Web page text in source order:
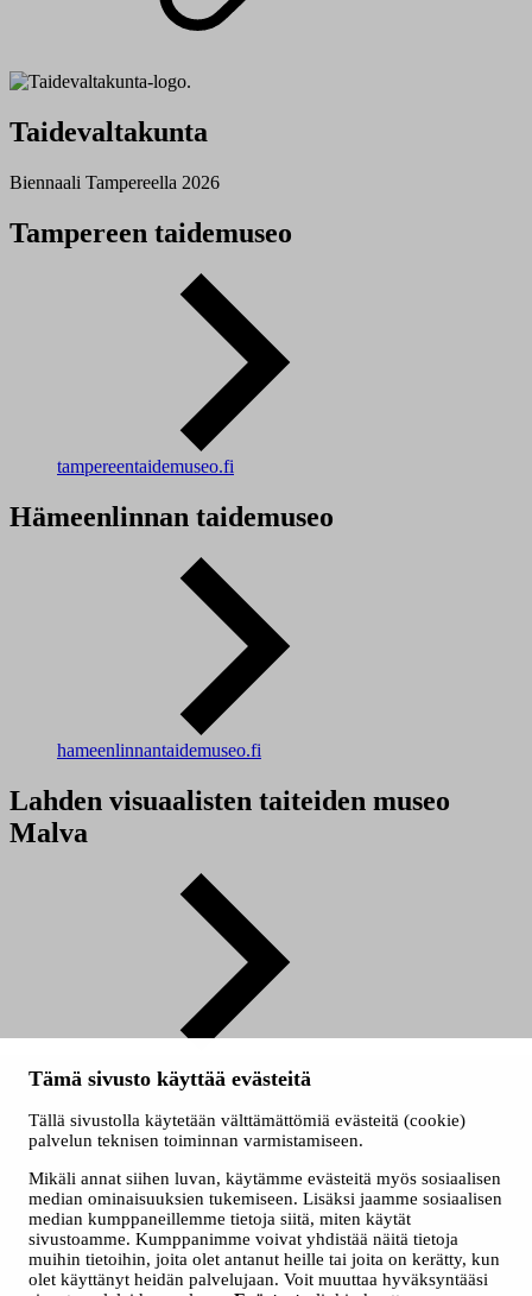
Tämä sivusto käyttää evästeitä
Tällä sivustolla käytetään välttämättömiä evästeitä (cookie)
palvelun teknisen toiminnan varmistamiseen.
Mikäli annat siihen luvan, käytämme evästeitä myös sosiaalisen
median ominaisuuksien tukemiseen. Lisäksi jaamme sosiaalisen
median kumppaneillemme tietoja siitä, miten käytät
sivustoamme. Kumppanimme voivat yhdistää näitä tietoja
muihin tietoihin, joita olet antanut heille tai joita on kerätty, kun
olet käyttänyt heidän palvelujaan. Voit muuttaa hyväksyntääsi
Taidevaltakunta
Biennaali Tampereella 2026
Tampereen taidemuseo
tampereentaidemuseo.fi
Hämeenlinnan taidemuseo
hameenlinnantaidemuseo.fi
Lahden visuaalisten taiteiden museo
Malva
malvamuseo.fi
Evästeet
Saavutettavuusseloste